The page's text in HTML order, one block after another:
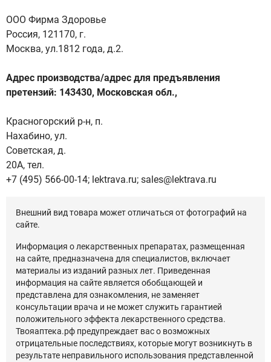
ООО Фирма Здоровье
Россия, 121170, г.
Москва, ул.1812 года, д.2.
Адрес производства/адрес для предъявления
претензий: 143430, Московская обл.,
Красногорский р-н, п.
Нахабино, ул.
Советская, д.
20А, тел.
+7 (495) 566-00-14; lektrava.ru; sales@lektrava.ru
Внешний вид товара может отличаться от фотографий на
сайте.
Информация о лекарственных препаратах, размещенная
на сайте, предназначена для специалистов, включает
материалы из изданий разных лет. Приведенная
информация на сайте является обобщающей и
представлена для ознакомления, не заменяет
консультации врача и не может служить гарантией
положительного эффекта лекарственного средства.
Твояаптека.рф предупреждает вас о возможных
отрицательные последствиях, которые могут возникнуть в
результате неправильного использования представленной